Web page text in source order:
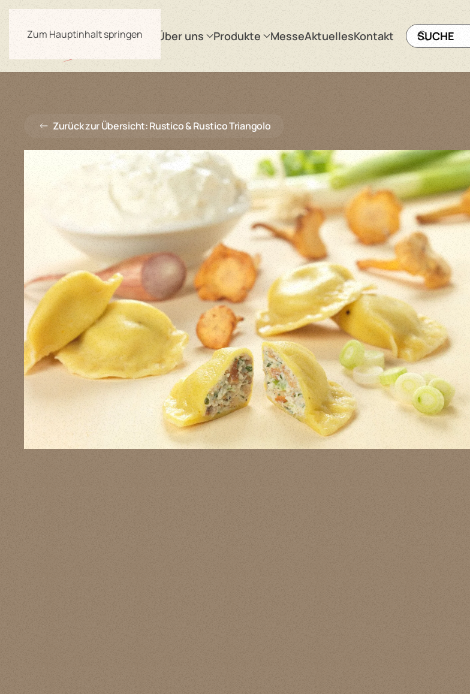
Zum Hauptinhalt springen Über uns Produkte MesseAktuellesKontakt
Zurück zur Übersicht: Rustico & Rustico Triangolo